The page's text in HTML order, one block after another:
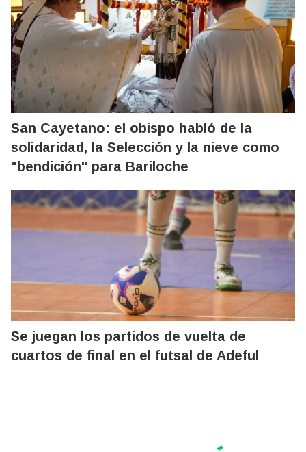
San Cayetano: el obispo habló de la
solidaridad, la Selección y la nieve como
"bendición" para Bariloche
Se juegan los partidos de vuelta de
cuartos de final en el futsal de Adeful